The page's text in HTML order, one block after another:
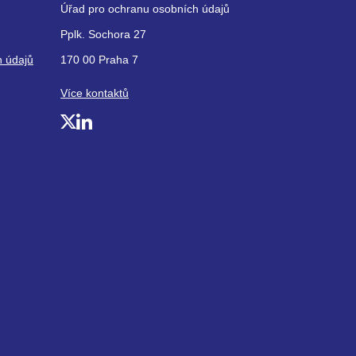
údajů
Úřad pro ochranu osobních údajů
Pplk. Sochora 27
170 00 Praha 7
Více kontaktů